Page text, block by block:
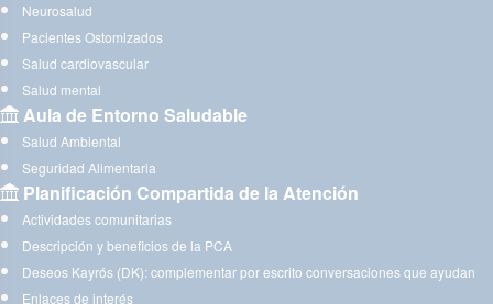
Neurosalud
Pacientes Ostomizados
Salud cardiovascular
Salud mental
Aula de Entorno Saludable
Salud Ambiental
Seguridad Alimentaria
Planificación Compartida de la Atención
Actividades comunitarias
Descripción y beneficios de la PCA
Deseos Kayrós (DK): complementar por escrito conversaciones que ayudan
Enlaces de interés